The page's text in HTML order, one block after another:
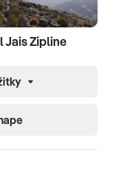
Jais Zipline